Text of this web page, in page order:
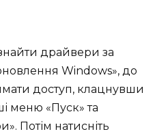
драйвери за
Windows», до
доступ, клацнувши
меню «Пуск» та
Потім натисніть